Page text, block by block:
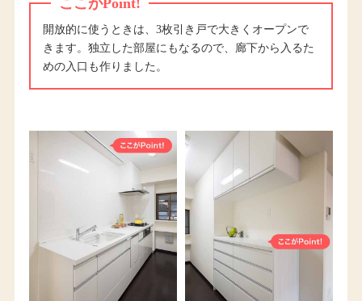
ここがPoint!
開放的に使うときは、3枚引き戸で大きくオープンで
きます。独立した部屋にもなるので、廊下から入るた
めの入口も作りました。